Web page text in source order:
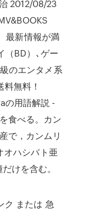
2012/08/23
最新情報が満
（BD）､ゲー
のエンタメ系
無料！
の用語解説 -
食べる。カン
で，カンムリ
オハシバト亜
けを含む。
ク または 急